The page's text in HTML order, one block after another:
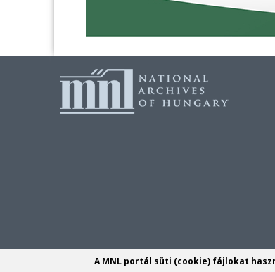
A MNL portál süti (cookie) fájlokat